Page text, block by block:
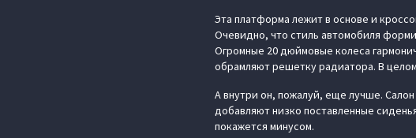
Эта платформа лежит в основе и
Очевидно, что стиль автомобиля
Огромные 20 дюймовые колеса
обрамляют решетку радиатора. В
А внутри он, пожалуй, еще лучше.
добавляют низко поставленные
покажется минусом.